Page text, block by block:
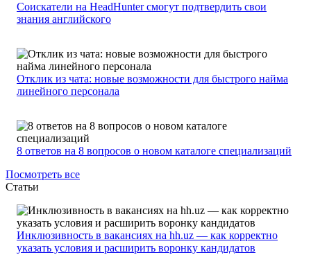
Соискатели на HeadHunter смогут подтвердить свои
знания английского
Отклик из чата: новые возможности для быстрого найма
линейного персонала
8 ответов на 8 вопросов о новом каталоге специализаций
Посмотреть все
Статьи
Инклюзивность в вакансиях на hh.uz — как корректно
указать условия и расширить воронку кандидатов